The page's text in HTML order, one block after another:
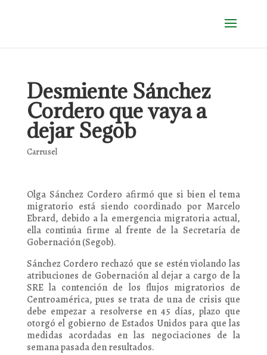
Desmiente Sánchez
Cordero que vaya a
dejar Segob
Carrusel
Olga Sánchez Cordero afirmó que si bien el tema
migratorio está siendo coordinado por Marcelo
Ebrard, debido a la emergencia migratoria actual,
ella continúa firme al frente de la Secretaría de
Gobernación (Segob).
Sánchez Cordero rechazó que se estén violando las
atribuciones de Gobernación al dejar a cargo de la
SRE la contención de los flujos migratorios de
Centroamérica, pues se trata de una de crisis que
debe empezar a resolverse en 45 días, plazo que
otorgó el gobierno de Estados Unidos para que las
medidas acordadas en las negociaciones de la
semana pasada den resultados.